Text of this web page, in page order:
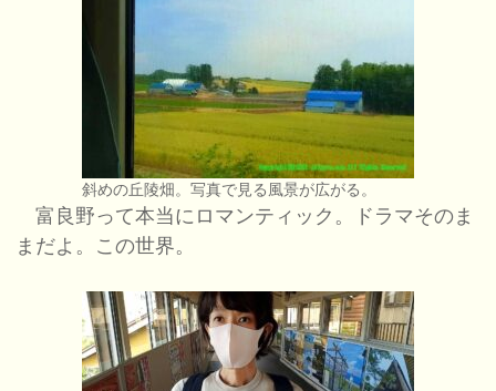
斜めの丘陵畑。写真で見る風景が広がる。
富良野って本当にロマンティック。ドラマそのま
まだよ。この世界。